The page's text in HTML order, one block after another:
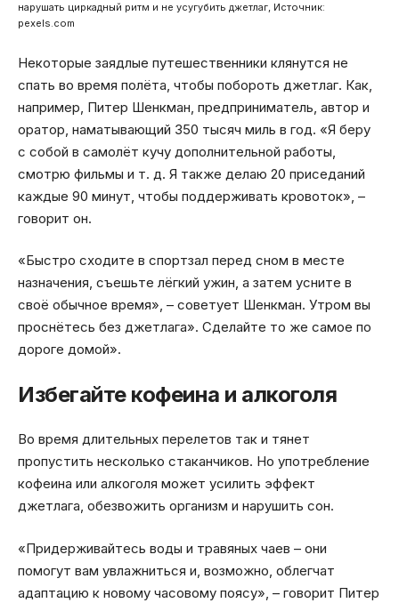
нарушать циркадный ритм и не усугубить джетлаг, Источник:
pexels.com
Некоторые заядлые путешественники клянутся не
спать во время полёта, чтобы побороть джетлаг. Как,
например, Питер Шенкман, предприниматель, автор и
оратор, наматывающий 350 тысяч миль в год. «Я беру
с собой в самолёт кучу дополнительной работы,
смотрю фильмы и т. д. Я также делаю 20 приседаний
каждые 90 минут, чтобы поддерживать кровоток», –
говорит он.
«Быстро сходите в спортзал перед сном в месте
назначения, съешьте лёгкий ужин, а затем усните в
своё обычное время», – советует Шенкман. Утром вы
проснётесь без джетлага». Сделайте то же самое по
дороге домой».
Избегайте кофеина и алкоголя
Во время длительных перелетов так и тянет
пропустить несколько стаканчиков. Но употребление
кофеина или алкоголя может усилить эффект
джетлага, обезвожить организм и нарушить сон.
«Придерживайтесь воды и травяных чаев – они
помогут вам увлажниться и, возможно, облегчат
адаптацию к новому часовому поясу», – говорит Питер